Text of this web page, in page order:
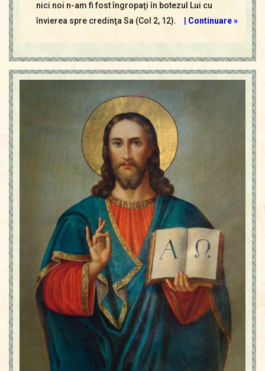
nici noi n-am fi fost îngropaţi în botezul Lui cu
învierea spre credinţa Sa (Col 2, 12).
Continuare »